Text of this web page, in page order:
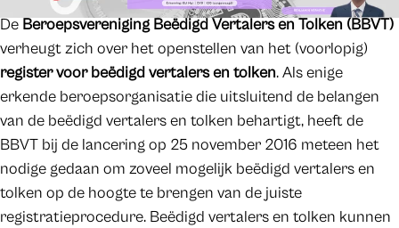
De Beroepsvereniging Beëdigd Vertalers en Tolken (BBVT)
verheugt zich over het openstellen van het (voorlopig)
register voor beëdigd vertalers en tolken. Als enige
erkende beroepsorganisatie die uitsluitend de belangen
van de beëdigd vertalers en tolken behartigt, heeft de
BBVT bij de lancering op 25 november 2016 meteen het
nodige gedaan om zoveel mogelijk beëdigd vertalers en
tolken op de hoogte te brengen van de juiste
registratieprocedure. Beëdigd vertalers en tolken kunnen